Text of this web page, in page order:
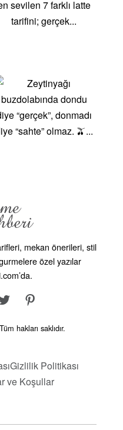
mekan önerileri, stil
özel yazılar
hakları saklıdır.
Gizlilik Politikası
ve Koşullar